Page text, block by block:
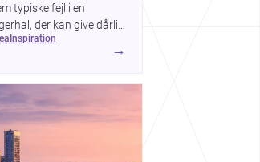
typiske fejl i en
der kan give dårlig
mere spild og højere
inspiration
→